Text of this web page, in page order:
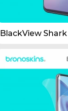
BlackView Shark